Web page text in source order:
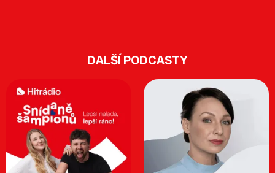
DALŠÍ PODCASTY